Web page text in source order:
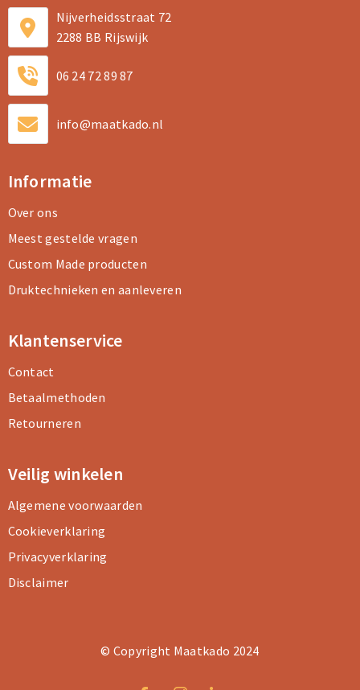
Nijverheidsstraat 72
2288 BB Rijswijk
06 24 72 89 87
info@maatkado.nl
Informatie
Over ons
Meest gestelde vragen
Custom Made producten
Druktechnieken en aanleveren
Klantenservice
Contact
Betaalmethoden
Retourneren
Veilig winkelen
Algemene voorwaarden
Cookieverklaring
Privacyverklaring
Disclaimer
© Copyright Maatkado 2024